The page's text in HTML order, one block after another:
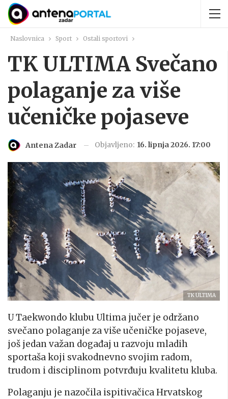
Naslovnica Sport Ostali sportovi
TK ULTIMA Svečano
polaganje za više
učeničke pojaseve
Antena Zadar Objavljeno: 16. lipnja 2026. 17:00
TK ULTIMA
U Taekwondo klubu Ultima jučer je održano
svečano polaganje za više učeničke pojaseve,
još jedan važan događaj u razvoju mladih
sportaša koji svakodnevno svojim radom,
trudom i disciplinom potvrđuju kvalitetu kluba.
Polaganju je nazočila ispitivačica Hrvatskog